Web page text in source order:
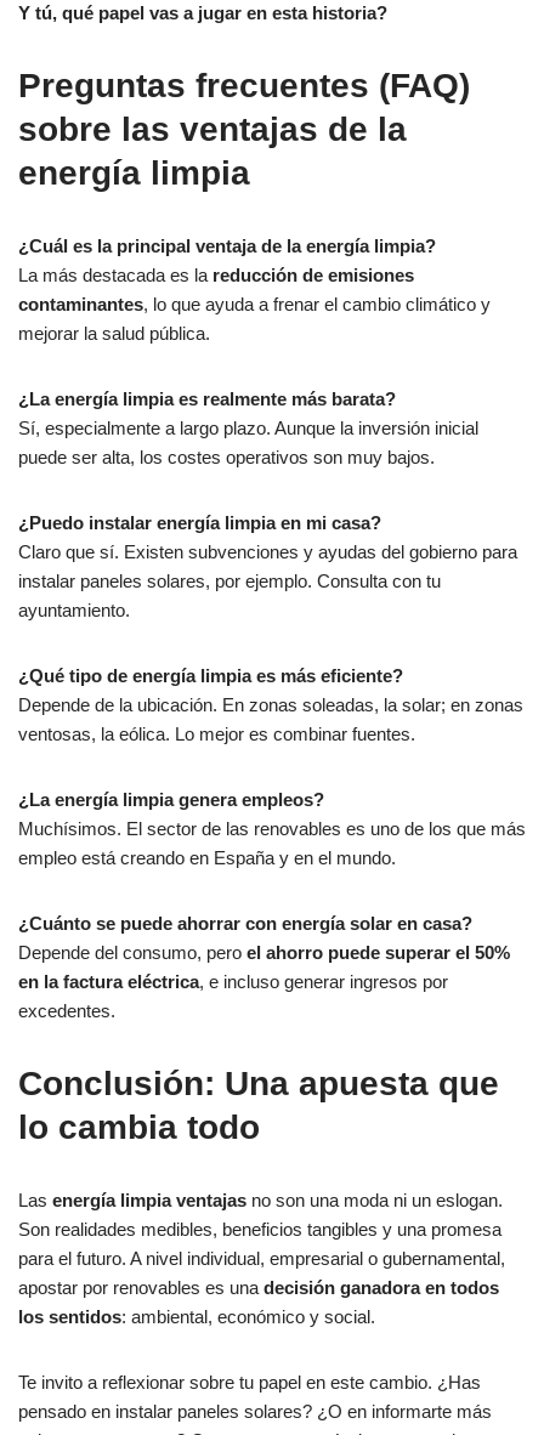
Y tú, qué papel vas a jugar en esta historia?
Preguntas frecuentes (FAQ)
sobre las ventajas de la
energía limpia
¿Cuál es la principal ventaja de la energía limpia?
La más destacada es la reducción de emisiones
contaminantes, lo que ayuda a frenar el cambio climático y
mejorar la salud pública.
¿La energía limpia es realmente más barata?
Sí, especialmente a largo plazo. Aunque la inversión inicial
puede ser alta, los costes operativos son muy bajos.
¿Puedo instalar energía limpia en mi casa?
Claro que sí. Existen subvenciones y ayudas del gobierno para
instalar paneles solares, por ejemplo. Consulta con tu
ayuntamiento.
¿Qué tipo de energía limpia es más eficiente?
Depende de la ubicación. En zonas soleadas, la solar; en zonas
ventosas, la eólica. Lo mejor es combinar fuentes.
¿La energía limpia genera empleos?
Muchísimos. El sector de las renovables es uno de los que más
empleo está creando en España y en el mundo.
¿Cuánto se puede ahorrar con energía solar en casa?
Depende del consumo, pero el ahorro puede superar el 50%
en la factura eléctrica, e incluso generar ingresos por
excedentes.
Conclusión: Una apuesta que
lo cambia todo
Las energía limpia ventajas no son una moda ni un eslogan.
Son realidades medibles, beneficios tangibles y una promesa
para el futuro. A nivel individual, empresarial o gubernamental,
apostar por renovables es una decisión ganadora en todos
los sentidos: ambiental, económico y social.
Te invito a reflexionar sobre tu papel en este cambio. ¿Has
pensado en instalar paneles solares? ¿O en informarte más